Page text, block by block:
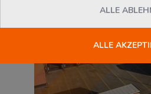
ALLE
ALLE